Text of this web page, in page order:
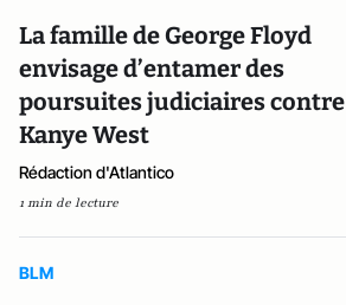
La famille de George Floyd
envisage d’entamer des
poursuites judiciaires contre
Kanye West
Rédaction d'Atlantico
1 min de lecture
BLM